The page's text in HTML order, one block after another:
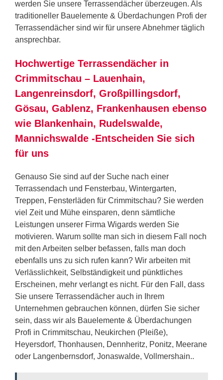
werden Sie unsere Terrassendächer überzeugen. Als
traditioneller Bauelemente & Überdachungen Profi der
Terrassendächer sind wir für unsere Abnehmer täglich
ansprechbar.
Hochwertige Terrassendächer in
Crimmitschau – Lauenhain,
Langenreinsdorf, Großpillingsdorf,
Gösau, Gablenz, Frankenhausen ebenso
wie Blankenhain, Rudelswalde,
Mannichswalde -Entscheiden Sie sich
für uns
Genauso Sie sind auf der Suche nach einer
Terrassendach und Fensterbau, Wintergarten,
Treppen, Fensterläden für Crimmitschau? Sie werden
viel Zeit und Mühe einsparen, denn sämtliche
Leistungen unserer Firma Wigards werden Sie
motivieren. Warum sollte man sich in diesem Fall noch
mit den Arbeiten selber befassen, falls man doch
ebenfalls uns zu sich rufen kann? Wir arbeiten mit
Verlässlichkeit, Selbständigkeit und pünktliches
Erscheinen, mehr verlangt es nicht. Für den Fall, dass
Sie unsere Terrassendächer auch in Ihrem
Unternehmen gebrauchen können, dürfen Sie sicher
sein, dass wir als Bauelemente & Überdachungen
Profi in Crimmitschau, Neukirchen (Pleiße),
Heyersdorf, Thonhausen, Dennheritz, Ponitz, Meerane
oder Langenbernsdorf, Jonaswalde, Vollmershain..